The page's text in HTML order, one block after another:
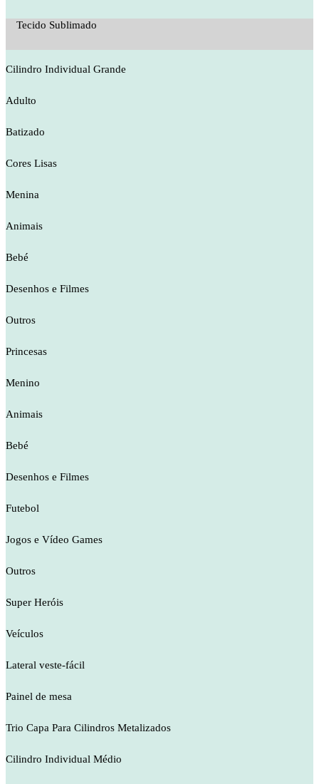
Tecido Sublimado
Cilindro Individual Grande
Adulto
Batizado
Cores Lisas
Menina
Animais
Bebé
Desenhos e Filmes
Outros
Princesas
Menino
Animais
Bebé
Desenhos e Filmes
Futebol
Jogos e Vídeo Games
Outros
Super Heróis
Veículos
Lateral veste-fácil
Painel de mesa
Trio Capa Para Cilindros Metalizados
Cilindro Individual Médio